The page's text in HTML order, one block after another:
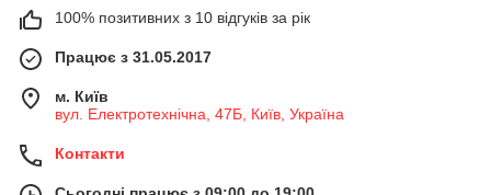
100% позитивних з 10 відгуків за рік
Працює з 31.05.2017
м. Київ
вул. Електротехнічна, 47Б, Київ, Україна
Контакти